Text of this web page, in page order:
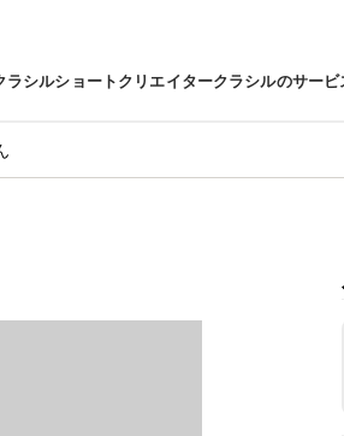
ラシルショートクリエイタークラシルのサービ